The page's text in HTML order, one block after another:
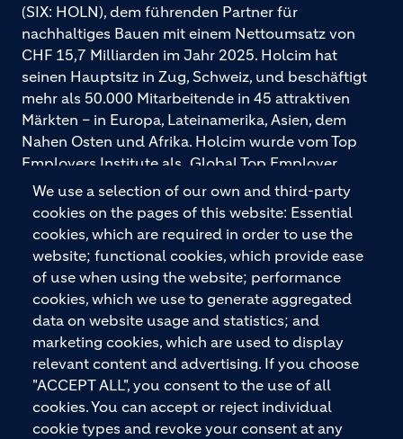
We use a selection of our own and third-party
cookies on the pages of this website: Essential
cookies, which are required in order to use the
website; functional cookies, which provide ease
of use when using the website; performance
cookies, which we use to generate aggregated
data on website usage and statistics; and
marketing cookies, which are used to display
relevant content and advertising. If you choose
"ACCEPT ALL", you consent to the use of all
cookies. You can accept or reject individual
cookie types and revoke your consent at any
KONTAKTIEREN SIE UNS
(SIX: HOLN), dem führenden Partner für
nachhaltiges Bauen mit einem Nettoumsatz von
CHF 15,7 Milliarden im Jahr 2025. Holcim hat
seinen Hauptsitz in Zug, Schweiz, und beschäftigt
mehr als 50.000 Mitarbeitende in 45 attraktiven
Märkten – in Europa, Lateinamerika, Asien, dem
Nahen Osten und Afrika. Holcim wurde vom Top
Employers Institute als „Global Top Employer
2026“ ausgezeichnet. Holcim bietet hochwertige
Baustoffe und integrierte Baulösungen für den
gesamten Bauprozess – vom Fundament über den
Boden bis zu Wänden und Dächern – mit
Premiummarken wie ECOPact, ECOPlanet,
ECOCycle und Ytong.